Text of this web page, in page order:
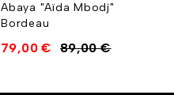
Abaya "Aïda Mbodj"
Bordeau
89,00€
79,00€